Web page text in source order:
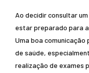
Ao decidir consultar
estar preparado para
Uma boa
de saúde,
realização de exames